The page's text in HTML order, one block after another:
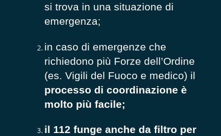
si trova in una situazione di
emergenza;
in caso di emergenze che
richiedono più Forze dell’Ordine
(es. Vigili del Fuoco e medico) il
processo di coordinazione è
molto più facile;
il 112 funge anche da filtro per